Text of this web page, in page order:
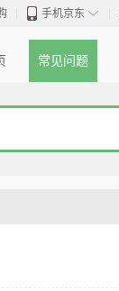
◇
手机京东
常见问题